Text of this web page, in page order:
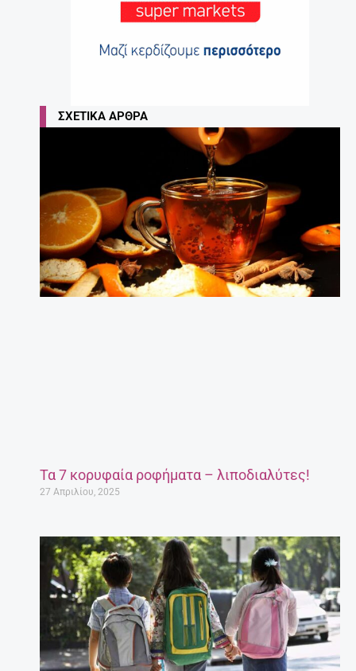
ΣΧΕΤΙΚΆ ΆΡΘΡΑ
Τα 7 κορυφαία ροφήματα – λιποδιαλύτες!
27 Απριλίου, 2025